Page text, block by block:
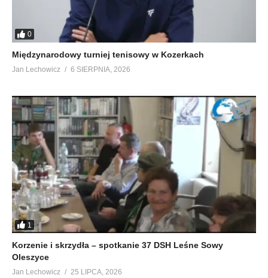
0
Międzynarodowy turniej tenisowy w Kozerkach
Jan Lechowicz 6 SIERPNIA, 2026
1
Korzenie i skrzydła – spotkanie 37 DSH Leśne Sowy
Oleszyce
Jan Lechowicz 25 LIPCA, 2026